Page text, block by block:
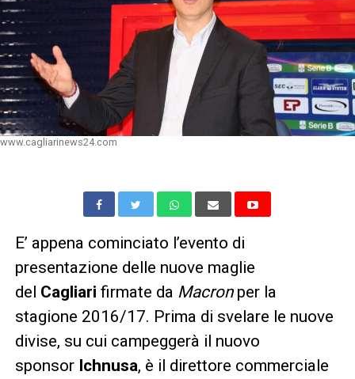
www.cagliarinews24.com
E’ appena cominciato l’evento di
presentazione delle nuove maglie
del Cagliari firmate da Macron per la
stagione 2016/17. Prima di svelare le nuove
divise, su cui campeggerà il nuovo
sponsor Ichnusa, è il direttore commerciale